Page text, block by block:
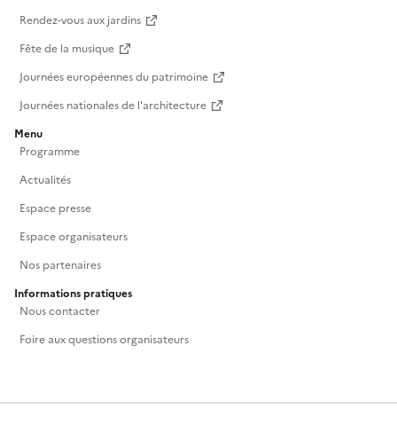
Rendez-vous aux jardins
Fête de la musique
Journées européennes du patrimoine
Journées nationales de l'architecture
Menu
Programme
Actualités
Espace presse
Espace organisateurs
Nos partenaires
Informations pratiques
Nous contacter
Foire aux questions organisateurs